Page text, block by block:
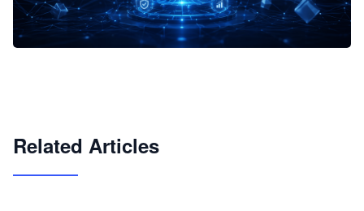
Related Articles